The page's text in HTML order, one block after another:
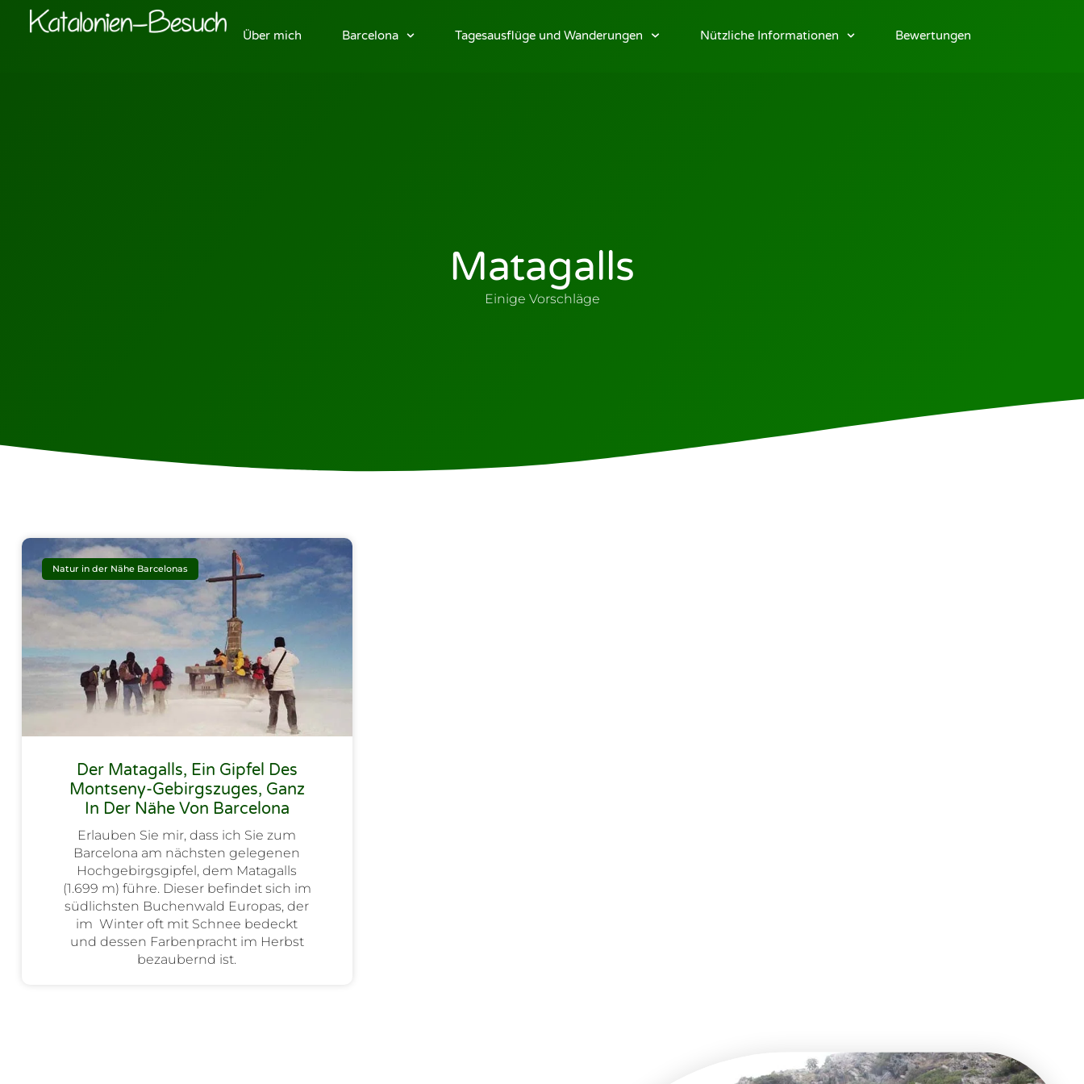
Über mich Barcelona Tagesausflüge und Wanderungen Nützliche Informationen Bewertungen
Matagalls
Einige Vorschläge
Natur in der Nähe Barcelonas
Der Matagalls, Ein Gipfel Des
Montseny-Gebirgszuges, Ganz
In Der Nähe Von Barcelona
Erlauben Sie mir, dass ich Sie zum
Barcelona am nächsten gelegenen
Hochgebirgsgipfel, dem Matagalls
(1.699 m) führe. Dieser befindet sich im
südlichsten Buchenwald Europas, der
im Winter oft mit Schnee bedeckt
und dessen Farbenpracht im Herbst
bezaubernd ist.